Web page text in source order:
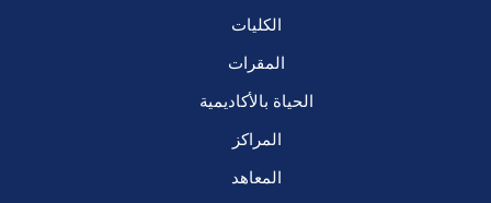
الكليات
المقرات
الحياة بالأكاديمية
المراكز
المعاهد